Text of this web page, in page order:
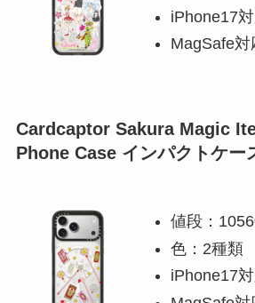
iPhone17
MagSafe対
Cardcaptor Sakura Magic
Phone Case インパクトケー
値段：
色：2種類
iPhone17